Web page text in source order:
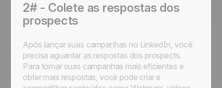
2# - Colete as respostas dos
prospects
Após lançar suas campanhas no LinkedIn, você
precisa aguardar as respostas dos prospects.
Para tornar suas campanhas mais eficientes e
obter mais respostas, você pode criar e